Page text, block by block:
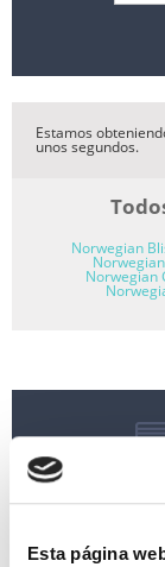
Esta página
Estamos
unos segundos.
Norwegian
Norwegian